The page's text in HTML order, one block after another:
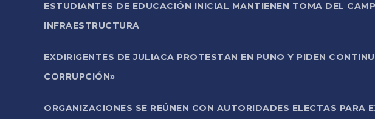
ESTUDIANTES DE EDUCACIÓN INICIAL MANTIENEN TOMA DEL
INFRAESTRUCTURA
EXDIRIGENTES DE JULIACA PROTESTAN EN PUNO Y PIDEN
CORRUPCIÓN»
ORGANIZACIONES SE REÚNEN CON AUTORIDADES ELECTAS PARA